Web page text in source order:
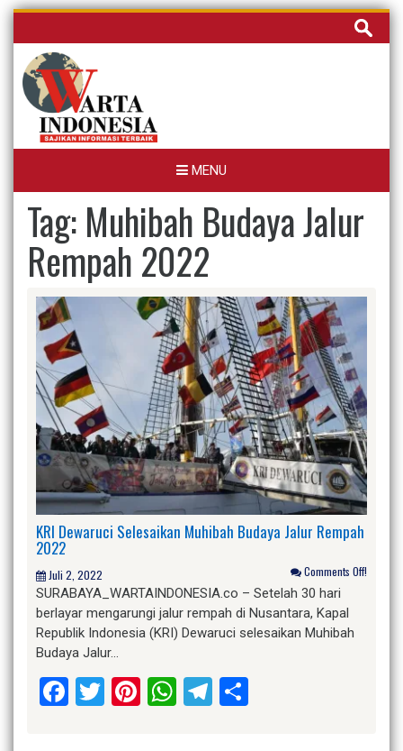
Skip
content
Cari
untuk:
MENU
Tag: Muhibah Budaya Jalur
Rempah 2022
KRI Dewaruci Selesaikan Muhibah Budaya Jalur Rempah
2022
Juli 2, 2022 Comments Off!
SURABAYA_WARTAINDONESIA.co – Setelah 30 hari
berlayar mengarungi jalur rempah di Nusantara, Kapal
Republik Indonesia (KRI) Dewaruci selesaikan Muhibah
Budaya Jalur…
Facebook
Twitter
Pinterest
WhatsApp
Telegram